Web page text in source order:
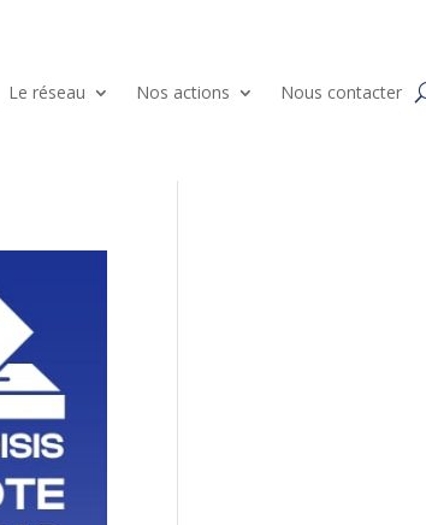
Le réseau Nos actions Nous contacter